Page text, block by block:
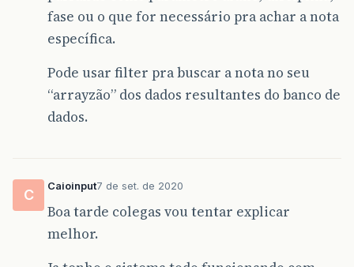
fase ou o que for necessário pra achar a nota
específica.
Pode usar filter pra buscar a nota no seu
“arrayzão” dos dados resultantes do banco de
dados.
C
Caioinput7 de set. de 2020
Boa tarde colegas vou tentar explicar
melhor.